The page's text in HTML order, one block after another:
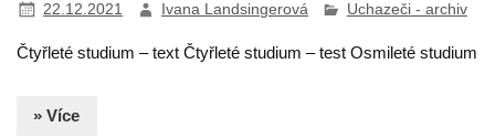
22.12.2021 Ivana Landsingerová Uchazeči - archiv
Čtyřleté studium – text Čtyřleté studium – test Osmileté studium
» Více